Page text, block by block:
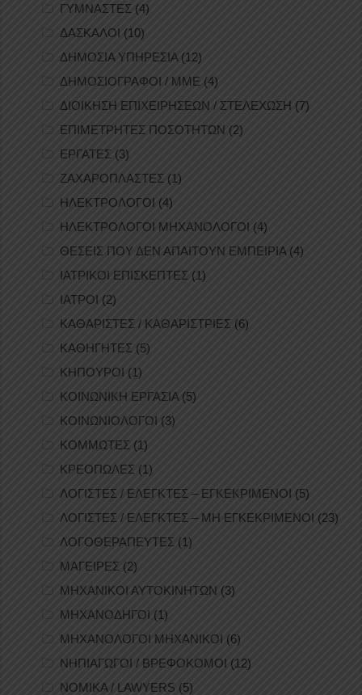
ΓΥΜΝΑΣΤΕΣ (4)
ΔΑΣΚΑΛΟΙ (10)
ΔΗΜΟΣΙΑ ΥΠΗΡΕΣΙΑ(12)
ΔΗΜΟΣΙΟΓΡΑΦΟΙ / ΜΜΕ (4)
ΔΙΟΙΚΗΣΗ ΕΠΙΧΕΙΡΗΣΕΩΝ / ΣΤΕΛΕΧΩΣΗ (7)
ΕΠΙΜΕΤΡΗΤΕΣ ΠΟΣΟΤΗΤΩΝ (2)
ΕΡΓΑΤΕΣ (3)
ΖΑΧΑΡΟΠΛΑΣΤΕΣ (1)
ΗΛΕΚΤΡΟΛΟΓΟΙ (4)
ΗΛΕΚΤΡΟΛΟΓΟΙ ΜΗΧΑΝΟΛΟΓΟΙ (4)
ΘΕΣΕΙΣ ΠΟΥ ΔΕΝ ΑΠΑΙΤΟΥΝ ΕΜΠΕΙΡΙΑ(4)
ΙΑΤΡΙΚΟΙ ΕΠΙΣΚΕΠΤΕΣ (1)
ΙΑΤΡΟΙ (2)
ΚΑΘΑΡΙΣΤΕΣ / ΚΑΘΑΡΙΣΤΡΙΕΣ (6)
ΚΑΘΗΓΗΤΕΣ (5)
ΚΗΠΟΥΡΟΙ (1)
ΚΟΙΝΩΝΙΚΗ ΕΡΓΑΣΙΑ(5)
ΚΟΙΝΩΝΙΟΛΟΓΟΙ (3)
ΚΟΜΜΩΤΕΣ (1)
ΚΡΕΟΠΩΛΕΣ (1)
ΛΟΓΙΣΤΕΣ / ΕΛΕΓΚΤΕΣ – ΕΓΚΕΚΡΙΜΕΝΟΙ (5)
ΛΟΓΙΣΤΕΣ / ΕΛΕΓΚΤΕΣ – ΜΗ ΕΓΚΕΚΡΙΜΕΝΟΙ (23)
ΛΟΓΟΘΕΡΑΠΕΥΤΕΣ (1)
ΜΑΓΕΙΡΕΣ (2)
ΜΗΧΑΝΙΚΟΙ ΑΥΤΟΚΙΝΗΤΩΝ (3)
ΜΗΧΑΝΟΔΗΓΟΙ (1)
ΜΗΧΑΝΟΛΟΓΟΙ ΜΗΧΑΝΙΚΟΙ (6)
ΝΗΠΙΑΓΩΓΟΙ / ΒΡΕΦΟΚΟΜΟΙ (12)
ΝΟΜΙΚΑ / LAWYERS (5)